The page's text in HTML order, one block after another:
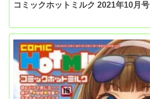
コミックホットミルク 2021年10月